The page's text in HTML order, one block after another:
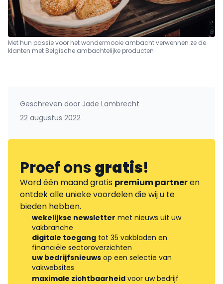
Met hun passie voor het wondermooie ambacht verwennen ze de
klanten met Belgische ambachtelijke producten
Geschreven door Jade Lambrecht
22 augustus 2022
Proef onsgratis!
Word één maand gratis premium partneren
ontdek alle unieke voordelen die wij u te
bieden hebben.
wekelijkse newsletter met nieuws uit uw
vakbranche
digitale toegang tot 35 vakbladen en
financiële sectoroverzichten
uw bedrijfsnieuws op een selectie van
vakwebsites
maximale zichtbaarheid voor uw bedrijf